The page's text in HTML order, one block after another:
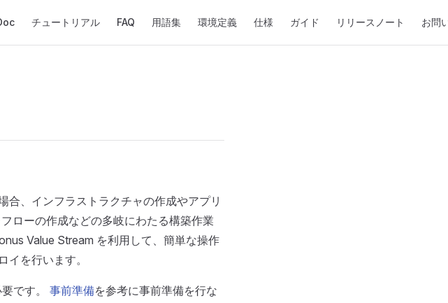
チュートリアル FAQ 用語集 環境定義 仕様 ガイド リリースノート お問
合、インフラストラクチャの作成やアプリ
ローの作成などの多岐にわたる構築作業
Value Stream を利用して、簡単な操作
イを行います。
です。 事前準備を参考に事前準備を行な